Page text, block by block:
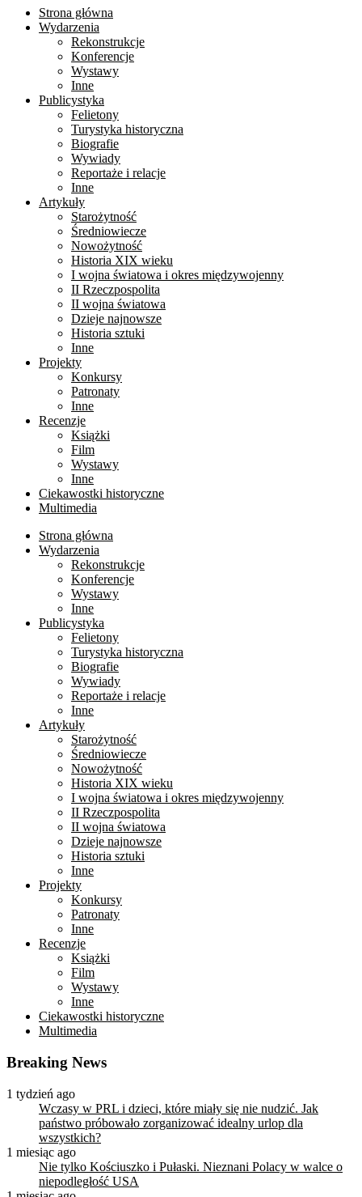
Strona główna
Wydarzenia
Rekonstrukcje
Konferencje
Wystawy
Inne
Publicystyka
Felietony
Turystyka historyczna
Biografie
Wywiady
Reportaże i relacje
Inne
Artykuły
Starożytność
Średniowiecze
Nowożytność
Historia XIX wieku
I wojna światowa i okres międzywojenny
II Rzeczpospolita
II wojna światowa
Dzieje najnowsze
Historia sztuki
Inne
Projekty
Konkursy
Patronaty
Inne
Recenzje
Książki
Film
Wystawy
Inne
Ciekawostki historyczne
Multimedia
Strona główna
Wydarzenia
Rekonstrukcje
Konferencje
Wystawy
Inne
Publicystyka
Felietony
Turystyka historyczna
Biografie
Wywiady
Reportaże i relacje
Inne
Artykuły
Starożytność
Średniowiecze
Nowożytność
Historia XIX wieku
I wojna światowa i okres międzywojenny
II Rzeczpospolita
II wojna światowa
Dzieje najnowsze
Historia sztuki
Inne
Projekty
Konkursy
Patronaty
Inne
Recenzje
Książki
Film
Wystawy
Inne
Ciekawostki historyczne
Multimedia
Breaking News
1 tydzień ago
Wczasy w PRL i dzieci, które miały się nie nudzić. Jak
państwo próbowało zorganizować idealny urlop dla
wszystkich?
1 miesiąc ago
Nie tylko Kościuszko i Pułaski. Nieznani Polacy w walce o
niepodległość USA